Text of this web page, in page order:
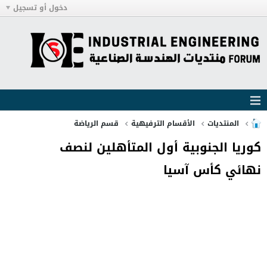
دخول أو تسجيل
المنتديات الأقسام الترفيهية قسم الرياضة
كوريا الجنوبية أول المتأهلين لنصف
نهائي كأس آسيا